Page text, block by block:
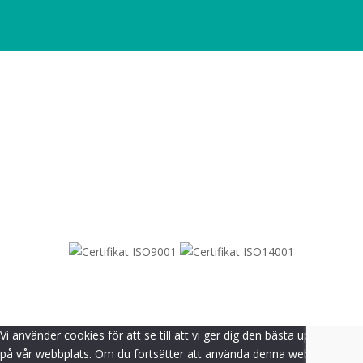
Vi använder cookies för att se till att vi ger dig den bästa upplevelsen
på vår webbplats. Om du fortsätter att använda denna webbplats